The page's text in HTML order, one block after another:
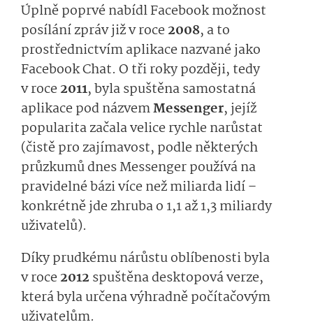
Úplně poprvé nabídl Facebook možnost
posílání zpráv již v roce2008, a to
prostřednictvím aplikace nazvané jako
Facebook Chat. O tři roky později, tedy
v roce2011, byla spuštěna samostatná
aplikace pod názvemMessenger, jejíž
popularita začala velice rychle narůstat
(čistě pro zajímavost, podle některých
průzkumů dnes Messenger používá na
pravidelné bázi více než miliarda lidí –
konkrétně jde zhruba o 1,1 až 1,3 miliardy
uživatelů).
Díky prudkému nárůstu oblíbenosti byla
v roce2012spuštěna desktopová verze,
která byla určena výhradně počítačovým
uživatelům.